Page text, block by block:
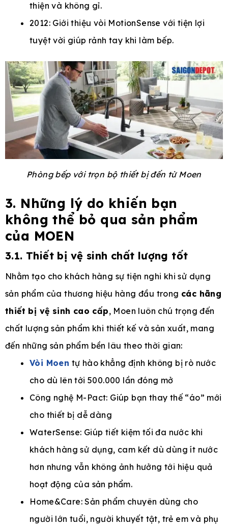
thiện và không gỉ.
2012: Giới thiệu vòi MotionSense với tiện lợi
tuyệt vời giúp rảnh tay khi làm bếp.
Phòng bếp với trọn bộ thiết bị đến từ Moen
3. Những lý do khiến bạn
không thể bỏ qua sản phẩm
của MOEN
3.1. Thiết bị vệ sinh chất lượng tốt
Nhằm tạo cho khách hàng sự tiện nghi khi sử dụng
sản phẩm của thương hiệu hàng đầu trong các hãng
thiết bị vệ sinh cao cấp, Moen luôn chú trọng đến
chất lượng sản phẩm khi thiết kế và sản xuất, mang
đến những sản phẩm bền lâu theo thời gian:
Vòi Moen tự hào khẳng định không bị rò nước
cho dù lên tới 500.000 lần đóng mở
Công nghệ M-Pact: Giúp bạn thay thế “áo” mới
cho thiết bị dễ dàng
WaterSense: Giúp tiết kiệm tối đa nước khi
khách hàng sử dụng, cam kết dù dùng ít nước
hơn nhưng vẫn không ảnh hưởng tới hiệu quả
hoạt động của sản phẩm.
Home&Care: Sản phẩm chuyên dùng cho
người lớn tuổi, người khuyết tật, trẻ em và phụ